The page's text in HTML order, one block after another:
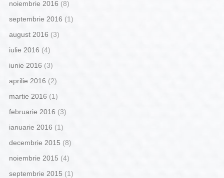
noiembrie 2016 (8)
septembrie 2016 (1)
august 2016 (3)
iulie 2016 (4)
iunie 2016 (3)
aprilie 2016 (2)
martie 2016 (1)
februarie 2016 (3)
ianuarie 2016 (1)
decembrie 2015 (8)
noiembrie 2015 (4)
septembrie 2015 (1)